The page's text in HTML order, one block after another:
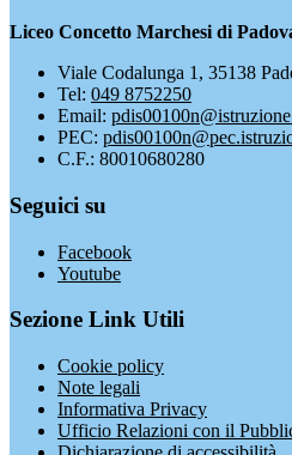
Liceo Concetto Marchesi di
Viale Codalunga 1, 35138
Tel: 049 8752250
Email:
PEC:
C.F.: 80010680280
Seguici su
Facebook
Youtube
Sezione Link Utili
Cookie policy
Note legali
Informativa Privacy
Ufficio Relazioni con il